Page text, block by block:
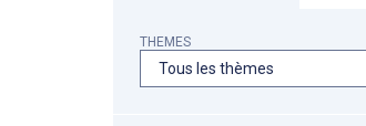
THEMES